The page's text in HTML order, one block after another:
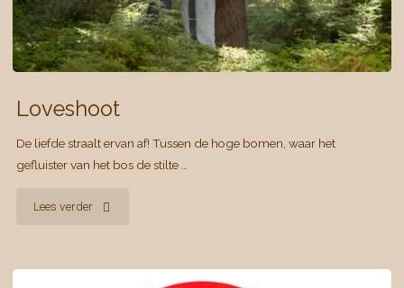
Loveshoot
De liefde straalt ervan af! Tussen de hoge bomen, waar het
gefluister van het bos de stilte …
Lees verder "Loveshoot"